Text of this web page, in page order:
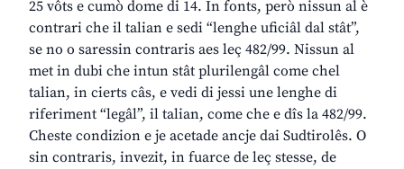
25 vôts e cumò dome di 14. In fonts, però nissun al è
contrari che il talian e sedi “lenghe uficiâl dal stât”,
se no o saressin contraris aes leç 482/99. Nissun al
met in dubi che intun stât plurilengâl come chel
talian, in cierts câs, e vedi di jessi une lenghe di
riferiment “legâl”, il talian, come che e dîs la 482/99.
Cheste condizion e je acetade ancje dai Sudtirolês. O
sin contraris, invezit, in fuarce de leç stesse, de